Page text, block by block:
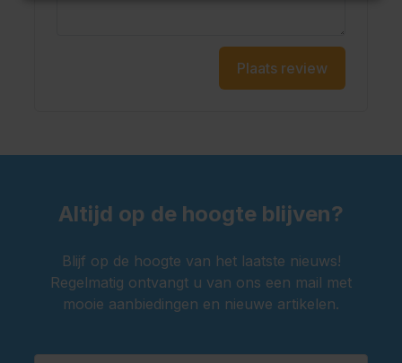
Plaats review
Altijd op de hoogte blijven?
Blijf op de hoogte van het laatste nieuws!
Regelmatig ontvangt u van ons een mail met
mooie aanbiedingen en nieuwe artikelen.